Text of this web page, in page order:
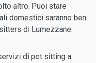
altro. Puoi stare
domestici saranno ben
di Lumezzane
di pet sitting a